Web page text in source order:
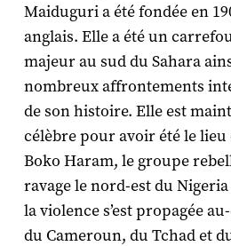
Maiduguri a été fondée en
anglais. Elle a été un
majeur au sud du Sahara
nombreux affrontements
de son histoire. Elle est
célèbre pour avoir été le lieu
Boko Haram, le groupe
ravage le nord-est du
la violence s’est propagée
du Cameroun, du Tchad et